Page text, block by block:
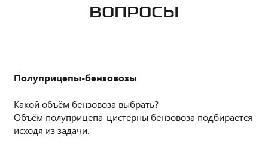
ВОПРОСЫ
Полуприцепы-бензовозы
Какой объём бензовоза выбрать?
Объём полуприцепа-цистерны бензовоза подбирается
исходя из задачи.